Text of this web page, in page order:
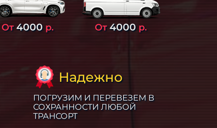
От4000р. От4000р.
Надежно
ПОГРУЗИМ И ПЕРЕВЕЗЕМ В
СОХРАННОСТИ ЛЮБОЙ
ТРАНСОРТ